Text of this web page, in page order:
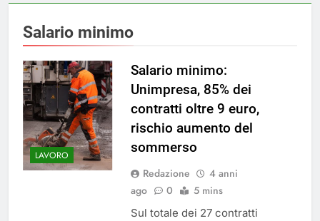
Salario minimo
LAVORO
Salario minimo:
Unimpresa, 85% dei
contratti oltre 9 euro,
rischio aumento del
sommerso
Redazione
4 anni
ago
0 5 mins
Sul totale dei 27 contratti